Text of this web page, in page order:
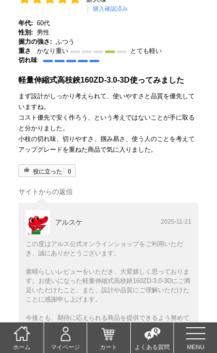
購入確認済み
年代: 60代
性別:
男性
握力の強さ: ふつう
重さ
かなり重い
とても軽い
切れ味
軽量伸縮式高枝鋏160ZD-3.0-3D使ってみました
まず設計がしっかり考えられて、使いやすさと品質を優先して
いますね。
コスト優先で安く作ろう、という考えではないことが手に取る
と分かりました。
小枝の切れ味、切りやすさ、掴み易さ、使う人のことを考えて
アップグレードを重ねた商品で気に入りました。
役に立った 0
サイトからの返信
アルスケ 2025-11-21
この度はアルス公式オンラインショップをご利用いただ
き、誠にありがとうございます。
素晴らしいレビューをいただき、大変嬉しく思っておりま
す。お使いになった軽量伸縮式高枝鋏160ZD-3.0-3Dにご満
足いただけたこと、また、設計や品質にご理解いただけた
ことに感謝申し上げます。
今後とも、期待に応えられる商品を提供できるよう努めて
参りますので、引き続きよろしくお願いいたします。
ホーム マイページ カート よくある質問 MENU